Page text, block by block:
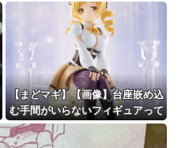
続です！→！？！？
【まどマギ】【画像】台座嵌め込
む手間がいらないフィギュアって
いいなと思うこの頃